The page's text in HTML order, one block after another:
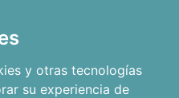
y otras tecnologías
su experiencia de